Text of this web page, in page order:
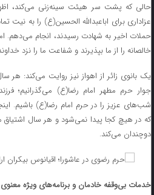
حالی که پشت سر هیئت سینه‌زنی می‌کند،
عزاداری برای اباعبدالله الحسین(ع) را به نیت
حملات اخیر به شهادت رسیدند، انجام می‌دهم.
خالصانه را از ما بپذیرند و شفاعت ما را نزد
یک بانوی زائر از اهواز نیز روایت می‌کند: هر
جوار حرم مطهر امام رضا(ع) می‌گذرانیم؛
شب‌های عزیز را در حرم امام رضا(ع) باشیم.
که در هیچ کجا پیدا نمی‌شود و هر سال اشتیاق
دوچندان می‌کند.
خدمات بی‌وقفه خادمان و برنامه‌های ویژه معنوی